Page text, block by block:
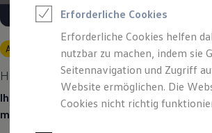
Leasing
Leasing-Angebote
Gebrauchtwagen Leasing
Junge Gebrauchtwagen-
Elektroauto Leasing
Kleinwagen-Leasing
Leasing ohne Anzahlung
Finanzierung
Angebot gültig bis 30.09.2026
Heiß begehrt. Kühl kalkuliert.
Ihr Traumauto? Heiß begehrt. Ihre
machbar.
Erforderliche Cookies
Erforderliche Cookies helfen
nutzbar zu machen, indem sie
Seitennavigation und Zugriff
Website ermöglichen. Die
Cookies nicht richtig